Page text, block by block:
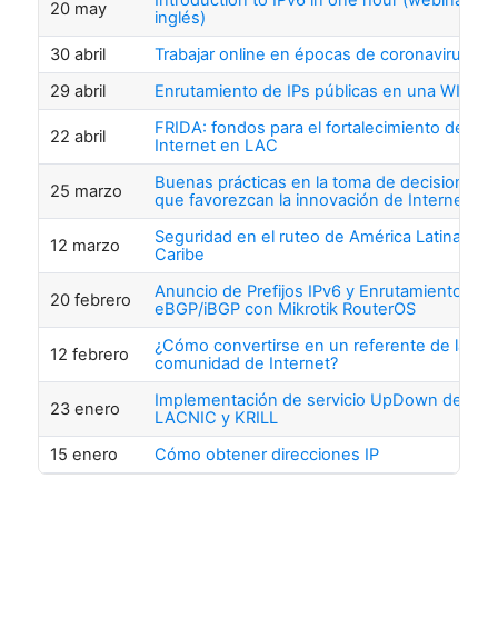
20 may
inglés)
30 abril
Trabajar online en épocas de coronavirus
29 abril
Enrutamiento de IPs públicas en una WISP
22 abril
FRIDA: fondos para el fortalecimiento de
Internet en LAC
25 marzo
Buenas prácticas en la toma de decisiones
que favorezcan la innovación de Internet
12 marzo
Seguridad en el ruteo de América Latina y el
Caribe
20 febrero
Anuncio de Prefijos IPv6 y Enrutamiento
eBGP/iBGP con Mikrotik RouterOS
12 febrero
¿Cómo convertirse en un referente de la
comunidad de Internet?
23 enero
Implementación de servicio UpDown de
LACNIC y KRILL
15 enero
Cómo obtener direcciones IP